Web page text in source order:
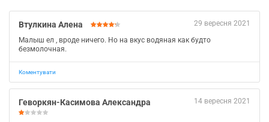
29 вересня 2021
Втулкина Алена
Малыш ел , вроде ничего. Но на вкус водяная как будто
безмолочная.
Коментувати
14 вересня 2021
Геворкян-Касимова Александра